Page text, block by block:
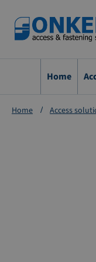
Home
Home Access